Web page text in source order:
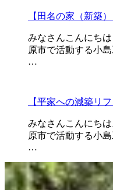
【田名の家（新築
みなさんこんにち
原市で活動する小
…
【平家への減築リ
みなさんこんにち
原市で活動する小
…